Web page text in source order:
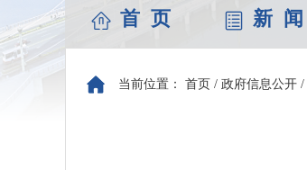
首 页 新 闻
当前位置： 首页 / 政府信息公开 /